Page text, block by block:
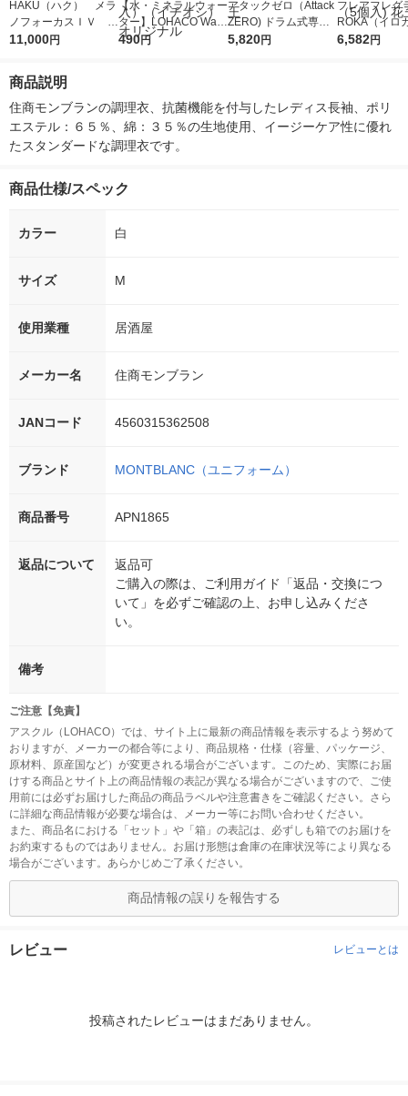
HAKU（ハク） メラ
ノフォーカスＩＶ 4
5ｇ 資生堂 おまけ
11,000円
【水・ミネラルウォー
ター】LOHACO Wate
r（ロハコウォータ
490円
アタックゼロ（Attack
ZERO) ドラム式専用
詰め替え メガジャン
5,820円
フレアフレグ
ROKA（イロ
イキッドリリ
6,582円
商品説明
住商モンブランの調理衣、抗菌機能を付与したレディス長袖、ポリ
エステル：６５％、綿：３５％の生地使用、イージーケア性に優れ
たスタンダードな調理衣です。
商品仕様/スペック
カラー 白
サイズ M
使用業種 居酒屋
メーカー名 住商モンブラン
JANコード 4560315362508
ブランド MONTBLANC（ユニフォーム）
商品番号 APN1865
返品について
返品可
ご購入の際は、ご利用ガイド「返品・交換につ
いて」を必ずご確認の上、お申し込みくださ
い。
備考
ご注意【免責】
アスクル（LOHACO）では、サイト上に最新の商品情報を表示するよう努めて
おりますが、メーカーの都合等により、商品規格・仕様（容量、パッケージ、
原材料、原産国など）が変更される場合がございます。このため、実際にお届
けする商品とサイト上の商品情報の表記が異なる場合がございますので、ご使
用前には必ずお届けした商品の商品ラベルや注意書きをご確認ください。さら
に詳細な商品情報が必要な場合は、メーカー等にお問い合わせください。
また、商品名における「セット」や「箱」の表記は、必ずしも箱でのお届けを
お約束するものではありません。お届け形態は倉庫の在庫状況等により異なる
場合がございます。あらかじめご了承ください。
商品情報の誤りを報告する
レビュー レビューとは
投稿されたレビューはまだありません。